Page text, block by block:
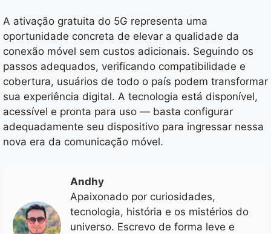
A ativação gratuita do 5G representa uma
oportunidade concreta de elevar a qualidade da
conexão móvel sem custos adicionais. Seguindo os
passos adequados, verificando compatibilidade e
cobertura, usuários de todo o país podem transformar
sua experiência digital. A tecnologia está disponível,
acessível e pronta para uso — basta configurar
adequadamente seu dispositivo para ingressar nessa
nova era da comunicação móvel.
Andhy
Apaixonado por curiosidades,
tecnologia, história e os mistérios do
universo. Escrevo de forma leve e